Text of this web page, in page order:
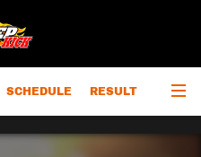
SCHEDULE RESULT
OUTLINE